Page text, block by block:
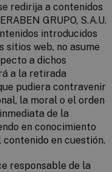
redirija a contenidos
GRUPO, S.A.U.
introducidos
sitios web, no asume
a dichos
a la retirada
pudiera contravenir
la moral o el orden
de la
en conocimiento
en cuestión.
responsable de la